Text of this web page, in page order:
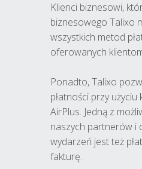
Klienci biznesowi,
biznesowego Talixo
wszystkich metod
oferowanych
Ponadto, Talixo
płatności przy
AirPlus. Jedną z
naszych partnerów i
wydarzeń jest też
fakturę.